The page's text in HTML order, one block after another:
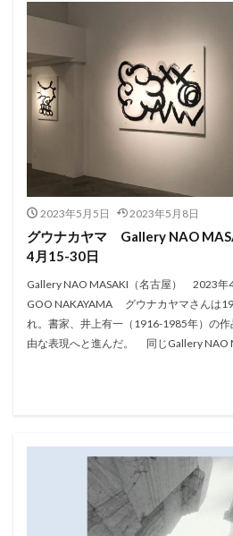
2023年5月5日 2023年5月8日
グウナカヤマ Gallery NAO
4月15-30日
Gallery NAO MASAKI（名古屋） 2023
GOO NAKAYAMA グウナカヤマさんは
れ。書家、井上有一（1916-1985年）の
由な表現へと進んだ。 同じGallery NAO